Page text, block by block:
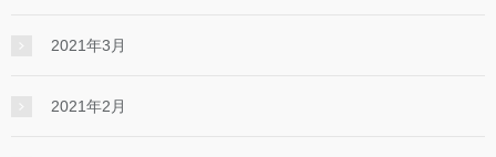
2021年3月
2021年2月